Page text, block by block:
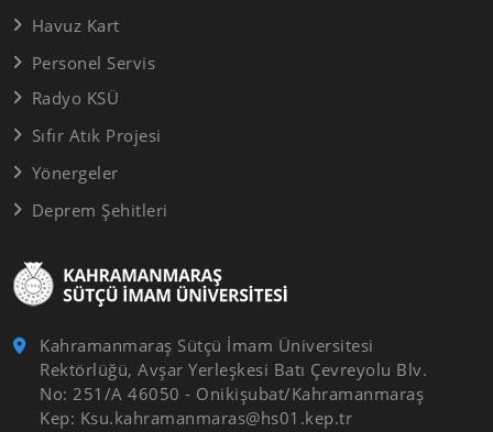
Kahramanmaraş Sütçü İmam Üniversitesi
Rektörlüğü, Avşar Yerleşkesi Batı Çevreyolu Blv.
No: 251/A 46050 - Onikişubat/Kahramanmaraş
Kep: Ksu.kahramanmaras@hs01.kep.tr
Havuz Kart
Personel Servis
Radyo KSÜ
Sıfır Atık Projesi
Yönergeler
Deprem Şehitleri